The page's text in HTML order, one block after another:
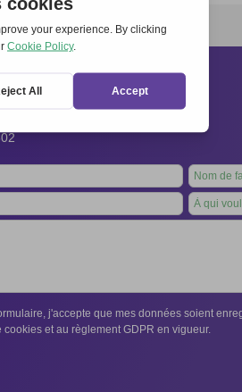
ATTÌVATI
j'accepte que mes données soient
et au règlement GDPR en vigueur.